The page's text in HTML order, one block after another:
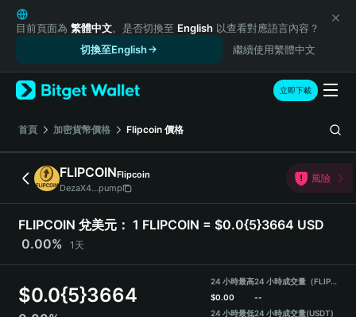
English
日本語
Русский
Español (Latinoamérica)
Türkçe
Italiano
Deutsch
简体中文
繁體中文
Português (Portugal)
Bahasa Indonesia
目前頁面為 繁體中文。是否切換至 English 以查看對應語言內容？
切換至English
繼續使用繁體中文
立即下載
首頁 加密貨幣價格 Flipcoin 價格
FLIPCOINFlipcoin
DezaX4...pump
風險
FLIPCOIN 兌美元： 1 FLIPCOIN = $0.0{5}3664 USD
0.00%
1天
$0.0{5}3664
24 小時最高
$0.00
24 小時最低
24 小時成交量（FLIPCOIN）
--
24 小時成交量(USDT)